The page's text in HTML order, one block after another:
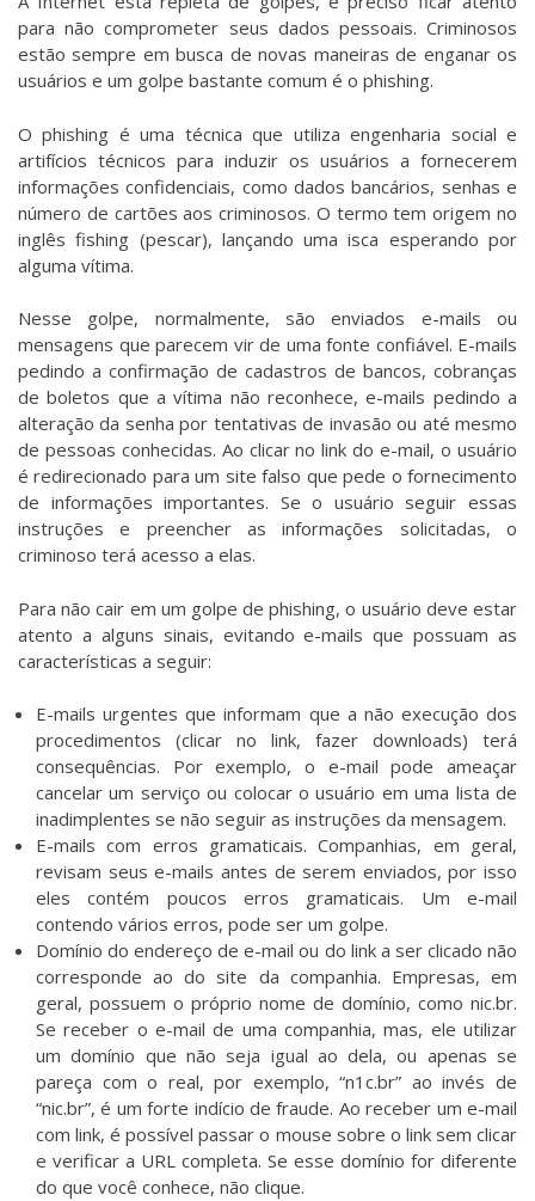
para não comprometer seus dados pessoais. Criminosos
estão sempre em busca de novas maneiras de enganar os
usuários e um golpe bastante comum é o phishing.
O phishing é uma técnica que utiliza engenharia social e
artifícios técnicos para induzir os usuários a fornecerem
informações confidenciais, como dados bancários, senhas e
número de cartões aos criminosos. O termo tem origem no
inglês fishing (pescar), lançando uma isca esperando por
alguma vítima.
Nesse golpe, normalmente, são enviados e-mails ou
mensagens que parecem vir de uma fonte confiável. E-mails
pedindo a confirmação de cadastros de bancos, cobranças
de boletos que a vítima não reconhece, e-mails pedindo a
alteração da senha por tentativas de invasão ou até mesmo
de pessoas conhecidas. Ao clicar no link do e-mail, o usuário
é redirecionado para um site falso que pede o fornecimento
de informações importantes. Se o usuário seguir essas
instruções e preencher as informações solicitadas, o
criminoso terá acesso a elas.
Para não cair em um golpe de phishing, o usuário deve estar
atento a alguns sinais, evitando e-mails que possuam as
características a seguir:
E-mails urgentes que informam que a não execução dos
procedimentos (clicar no link, fazer downloads) terá
consequências. Por exemplo, o e-mail pode ameaçar
cancelar um serviço ou colocar o usuário em uma lista de
inadimplentes se não seguir as instruções da mensagem.
E-mails com erros gramaticais. Companhias, em geral,
revisam seus e-mails antes de serem enviados, por isso
eles contém poucos erros gramaticais. Um e-mail
contendo vários erros, pode ser um golpe.
Domínio do endereço de e-mail ou do link a ser clicado não
corresponde ao do site da companhia. Empresas, em
geral, possuem o próprio nome de domínio, como nic.br.
Se receber o e-mail de uma companhia, mas, ele utilizar
um domínio que não seja igual ao dela, ou apenas se
pareça com o real, por exemplo, “n1c.br” ao invés de
“nic.br”, é um forte indício de fraude. Ao receber um e-mail
com link, é possível passar o mouse sobre o link sem clicar
e verificar a URL completa. Se esse domínio for diferente
do que você conhece, não clique.